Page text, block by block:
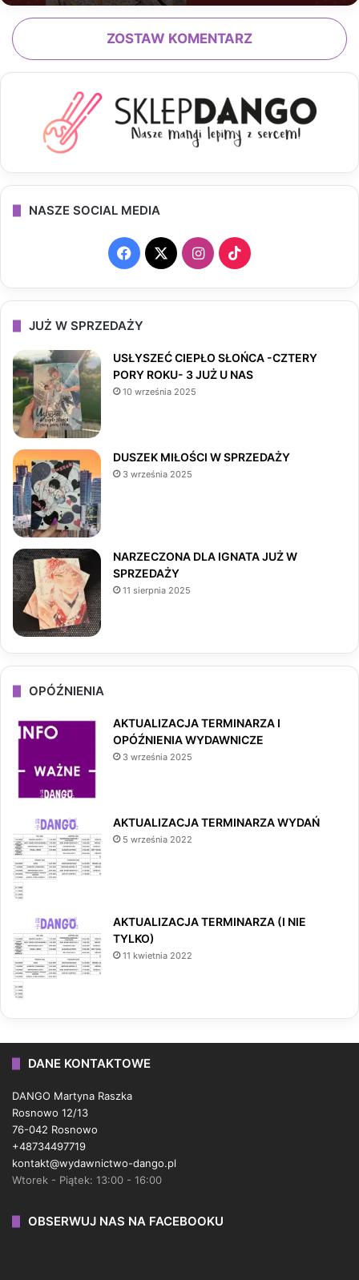
ZOSTAW KOMENTARZ
NASZE SOCIAL MEDIA
F
a
c
e
b
k
X
I
n
a
T
i
T
o
JUŻ W SPRZEDAŻY
USŁYSZEĆ CIEPŁO SŁOŃCA -CZTERY
PORY ROKU- 3 JUŻ U NAS
10 września 2025
DUSZEK MIŁOŚCI W SPRZEDAŻY
3 września 2025
NARZECZONA DLA IGNATA JUŻ W
SPRZEDAŻY
11 sierpnia 2025
OPÓŹNIENIA
AKTUALIZACJA TERMINARZA I
OPÓŹNIENIA WYDAWNICZE
3 września 2025
AKTUALIZACJA TERMINARZA WYDAŃ
5 września 2022
AKTUALIZACJA TERMINARZA (I NIE
TYLKO)
11 kwietnia 2022
DANE KONTAKTOWE
DANGO Martyna Raszka
Rosnowo 12/13
76-042 Rosnowo
+48734497719
kontakt@wydawnictwo-dango.pl
Wtorek - Piątek: 13:00 - 16:00
OBSERWUJ NAS NA FACEBOOKU